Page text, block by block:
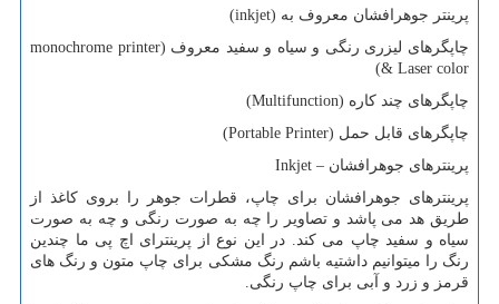
پرینتر جوهرافشان معروف به (inkjet
)
چاپگرهای لیزری رنگی و سیاه و سفید معروف (monochrome printer
& Laser color
)
چاپگرهای چند کاره (Multifunction
)
چاپگرهای قابل حمل (Portable Printer
)
پرینترهای جوهرافشان – Inkjet
پرینترهای جوهرافشان برای چاپ، قطرات جوهر را بروی کاغذ از
طریق هد می پاشد و تصاویر را چه به صورت رنگی و چه به صورت
سیاه و سفید چاپ می کند. در این نوع از پرینترای اچ پی ما چندین
رنگ را میتوانیم داشتیه باشم رنگ مشکی برای چاپ متون و رنگ های
قرمز و زرد و آبی برای چاپ رنگی.